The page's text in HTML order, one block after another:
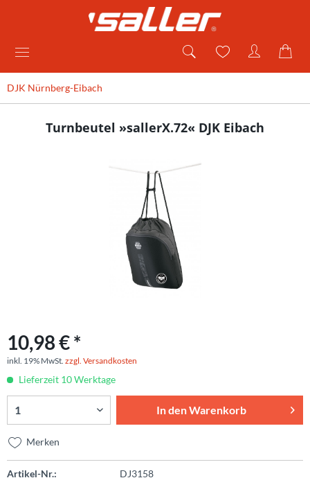
DJK Nürnberg-Eibach
Turnbeutel »sallerX.72« DJK Eibach
10,98 € *
inkl. 19% MwSt. zzgl. Versandkosten
Lieferzeit 10 Werktage
In denWarenkorb
Merken
Artikel-Nr.:
DJ3158